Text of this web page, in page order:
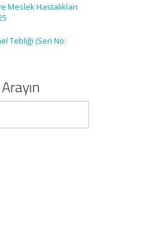
Meslek Hastalıkları
Tebliği (Seri No: